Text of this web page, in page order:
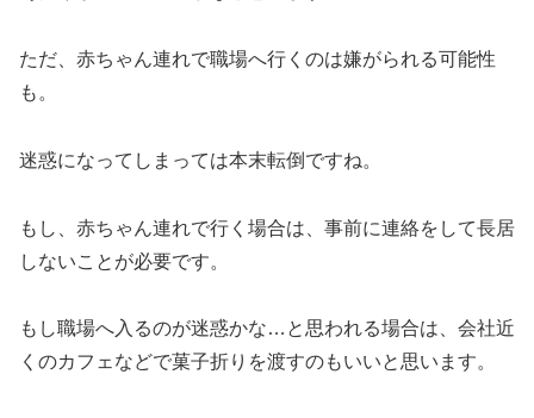
ただ、赤ちゃん連れで職場へ行くのは嫌がられる可能性
も。
迷惑になってしまっては本末転倒ですね。
もし、赤ちゃん連れで行く場合は、事前に連絡をして長居
しないことが必要です。
もし職場へ入るのが迷惑かな…と思われる場合は、会社近
くのカフェなどで菓子折りを渡すのもいいと思います。